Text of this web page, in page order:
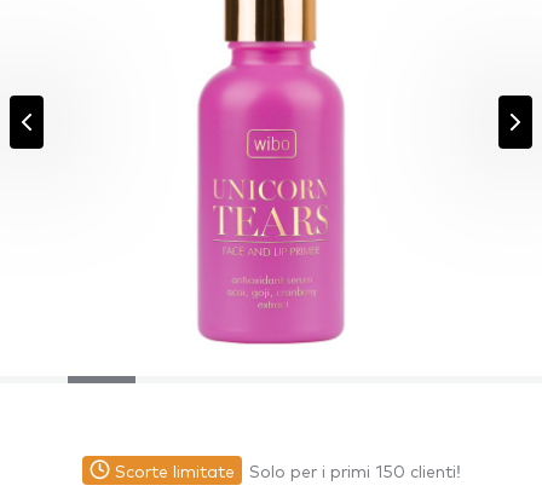
Scorte limitate Solo per i primi 150 clienti!